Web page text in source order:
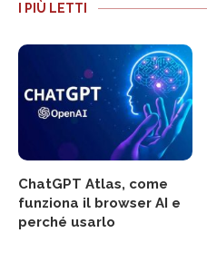
I PIÙ LETTI
ChatGPT Atlas, come
funziona il browser AI e
perché usarlo